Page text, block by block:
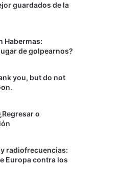
guardados de la
Habermas:
de golpearnos?
you, but do not
o
radiofrecuencias:
Europa contra los